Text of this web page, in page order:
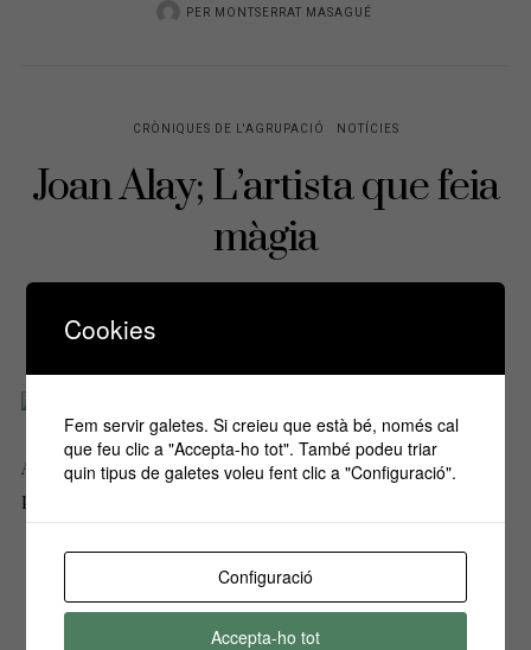
PER MONTSERRAT MASAGUÉ
CRÒNIQUES DE L'AGRUPACIÓ NOTÍCIES
Joan Alay; L’artista que feia
màgia
Al ´assabentar-me que en Joan ens havia deixat, vaig sentir una
pena profunda en pensar que…
Seguir llegint
Cookies
Fem servir galetes. Si creieu que està bé, només cal
que feu clic a "Accepta-ho tot". També podeu triar
quin tipus de galetes voleu fent clic a "Configuració".
Configuració
Accepta-ho tot